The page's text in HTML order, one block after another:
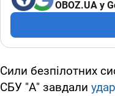
OBOZ.UA у
Сили безпілотних
СБУ "А" завдали